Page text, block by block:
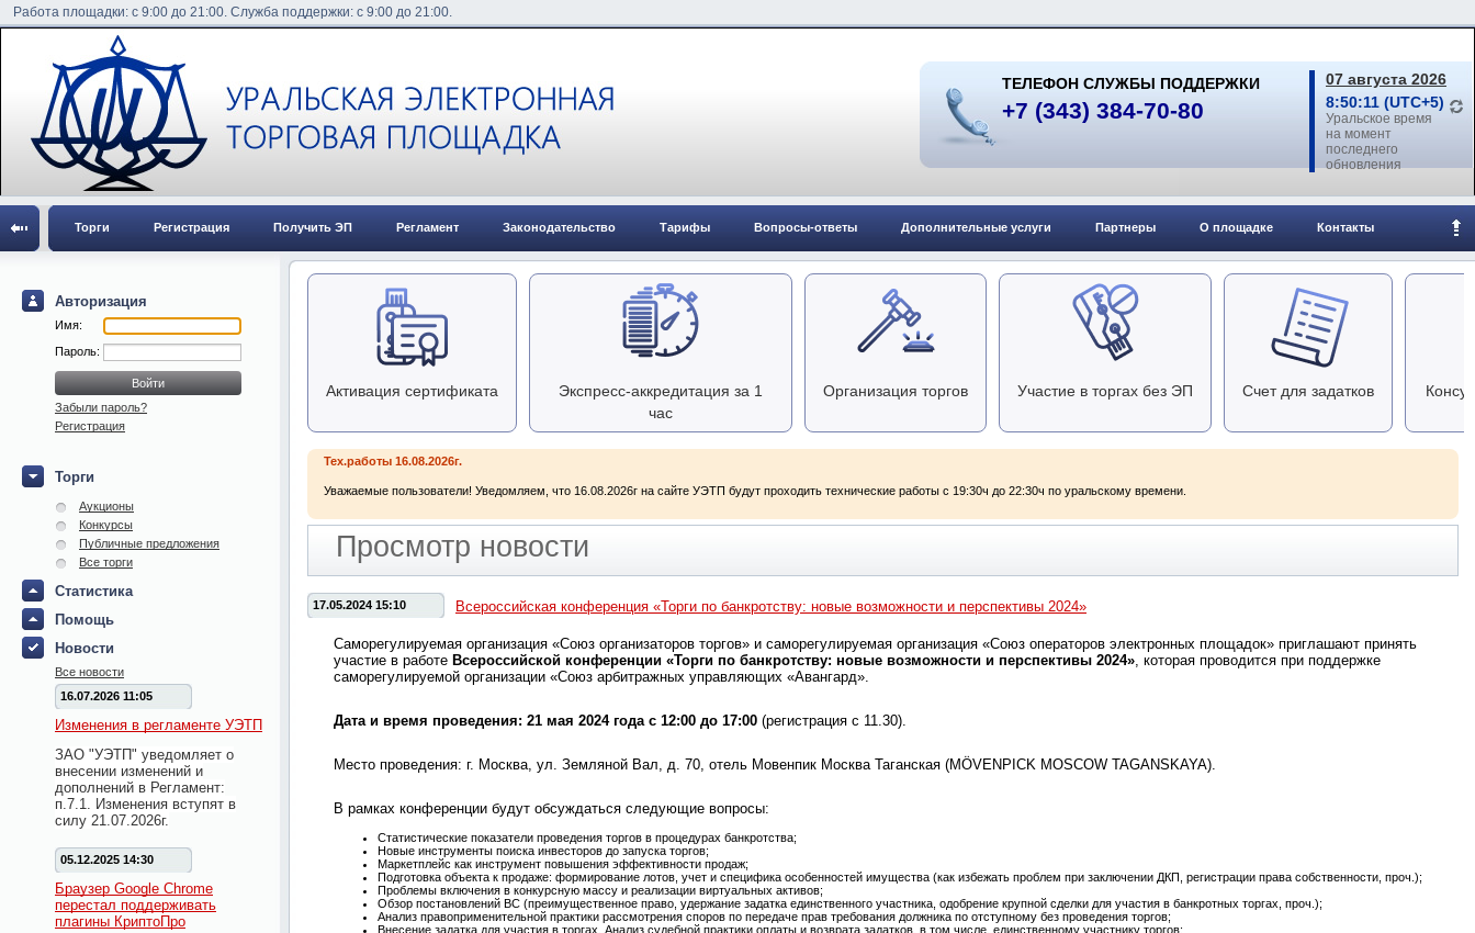
Работа площадки: с 9:00 до 21:00. Служба поддержки: с 9:00 до 21:00.
ТЕЛЕФОН СЛУЖБЫ ПОДДЕРЖКИ
+7 (343) 384-70-80
07 августа 2026
8:50:11 (UTC+5)
Уральское время
на момент
последнего
обновления
Торги Регистрация Получить ЭП Регламент Законодательство Тарифы Вопросы-ответы Дополнительные услуги Партнеры О площадке Контакты
Авторизация
Имя:
Пароль:
Забыли пароль?
Регистрация
Торги
Аукционы
Конкурсы
Публичные предложения
Все торги
Статистика
Помощь
Новости
Все новости
16.07.2026 11:05
Изменения в регламенте УЭТП
ЗАО "УЭТП" уведомляет о
внесении изменений и
дополнений в Регламент:
п.7.1. Изменения вступят в
силу 21.07.2026г.
05.12.2025 14:30
Браузер Google Chrome
перестал поддерживать
плагины КриптоПро
Активация сертификата
Экспресс-аккредитация за 1
час
Организация торгов Участие в торгах без ЭП Счет для задатков
Тех.работы 16.08.2026г.
Уважаемые пользователи! Уведомляем, что 16.08.2026г на сайте УЭТП будут проходить технические работы с 19:30ч до 22:30ч по уральскому времени.
Просмотр новости
17.05.2024 15:10 Всероссийская конференция «Торги по банкротству: новые возможности и перспективы 2024»
Саморегулируемая организация «Союз организаторов торгов» и саморегулируемая организация «Союз операторов электронных площадок» приглашают принять
участие в работе Всероссийской конференции «Торги по банкротству: новые возможности и перспективы 2024», которая проводится при поддержке
саморегулируемой организации «Союз арбитражных управляющих «Авангард».
Дата и время проведения: 21 мая 2024 года с 12:00 до 17:00 (регистрация с 11.30).
Место проведения: г. Москва, ул. Земляной Вал, д. 70, отель Мовенпик Москва Таганская (MÖVENPICK MOSCOW TAGANSKAYA).
В рамках конференции будут обсуждаться следующие вопросы:
Статистические показатели проведения торгов в процедурах банкротства;
Новые инструменты поиска инвесторов до запуска торгов;
Маркетплейс как инструмент повышения эффективности продаж;
Подготовка объекта к продаже: формирование лотов, учет и специфика особенностей имущества (как избежать проблем при заключении ДКП, регистрации права собственности, проч.);
Проблемы включения в конкурсную массу и реализации виртуальных активов;
Обзор постановлений ВС (преимущественное право, удержание задатка единственного участника, одобрение крупной сделки для участия в банкротных торгах, проч.);
Анализ правоприменительной практики рассмотрения споров по передаче прав требования должника по отступному без проведения торгов;
Внесение задатка для участия в торгах. Анализ судебной практики оплаты и возврата задатков, в том числе, единственному участнику торгов;